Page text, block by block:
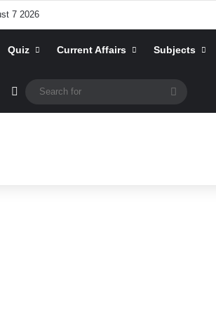
7 2026
Quiz Current Affairs Subjects
Random Article Search
for